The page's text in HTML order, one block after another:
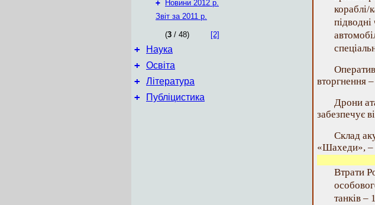
+
Новини 2012 р.
Звіт за 2011 р.
(3 / 48) [2]
+ Наука
+ Освіта
+ Література
+ Публіцистика
кораблі/
вторгнення
Дрони
забезпечує
Склад
«Шахеди», –
Втрати
танків –